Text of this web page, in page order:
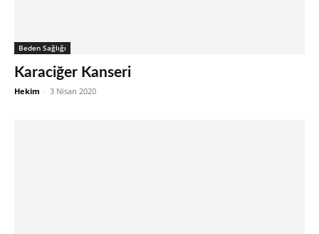
Beden Sağlığı
Karaciğer Kanseri
Hekim - 3 Nisan 2020